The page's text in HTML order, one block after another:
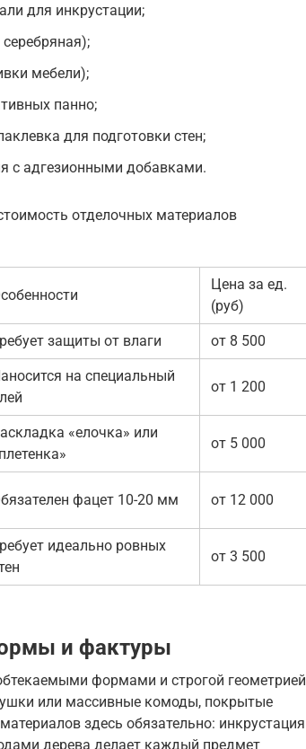
для инкрустации;
мебели);
панно;
для подготовки стен;
с адгезионными добавками.
отделочных материалов
Цена за ед.
(руб)
защиты от влаги от 8 500
на специальный
от 1 200
«елочка» или
от 5 000
фацет 10-20 мм от 12 000
идеально ровных
от 3 500
и фактуры
формами и строгой геометрией
или массивные комоды, покрытые
здесь обязательно: инкрустация
дерева делает каждый предмет